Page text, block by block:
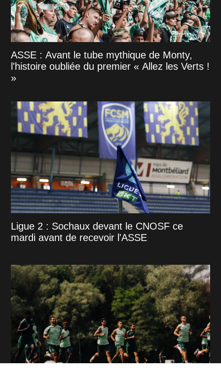
ASSE : Avant le tube mythique de Monty,
l'histoire oubliée du premier « Allez les Verts !
»
Ligue 2 : Sochaux devant le CNOSF ce
mardi avant de recevoir l'ASSE